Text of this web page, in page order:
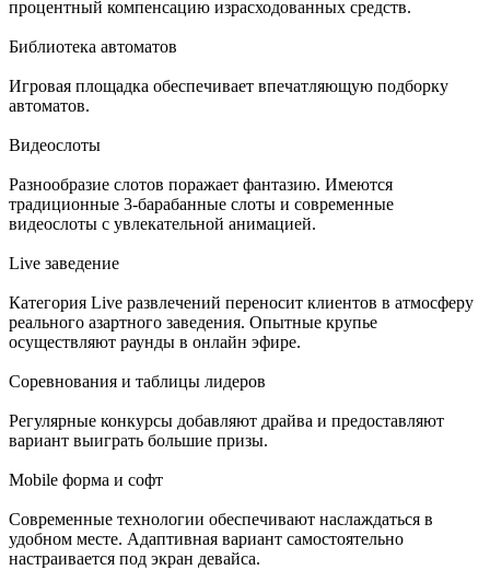
процентный компенсацию израсходованных средств.
Библиотека автоматов
Игровая площадка обеспечивает впечатляющую подборку
автоматов.
Видеослоты
Разнообразие слотов поражает фантазию. Имеются
традиционные 3-барабанные слоты и современные
видеослоты с увлекательной анимацией.
Live заведение
Категория Live развлечений переносит клиентов в атмосферу
реального азартного заведения. Опытные крупье
осуществляют раунды в онлайн эфире.
Соревнования и таблицы лидеров
Регулярные конкурсы добавляют драйва и предоставляют
вариант выиграть большие призы.
Mobile форма и софт
Современные технологии обеспечивают наслаждаться в
удобном месте. Адаптивная вариант самостоятельно
настраивается под экран девайса.